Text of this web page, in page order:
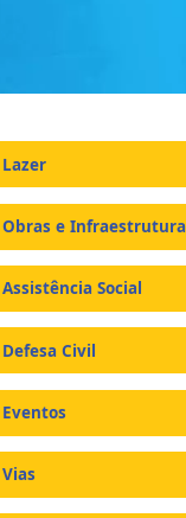
Lazer
Obras e Infraestrutura
Assistência Social
Defesa Civil
Eventos
Vias